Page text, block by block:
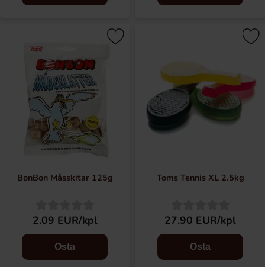
BonBon Måsskitar 125g
2.09 EUR/kpl
Osta
Toms Tennis XL 2.5kg
27.90 EUR/kpl
Osta